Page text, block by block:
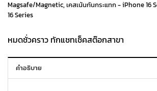
2,690 ฿.1,290
Magsafe/Magnetic, เคสเน้นกันกระแทก - iPhone 16
16 Series
หมดชั่วคราว ทักแชทเช็คสต๊อกสาขา
คำอธิบาย